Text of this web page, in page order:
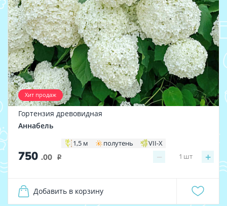
Хит продаж
Гортензия древовидная
Аннабель
1,5 м полутень VII-X
750 .00 i − +
1 шт
Добавить в корзину